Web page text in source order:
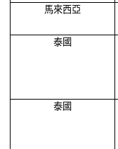
馬來西亞
泰國
泰國